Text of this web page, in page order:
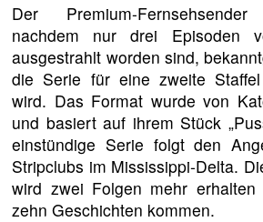
Der Premium-
nachdem nur drei Episoden
ausgestrahlt worden sind,
die Serie für eine zweite
wird. Das Format wurde von
und basiert auf ihrem Stück
einstündige Serie folgt den
Stripclubs im Mississippi-Delta.
wird zwei Folgen mehr
zehn Geschichten kommen.